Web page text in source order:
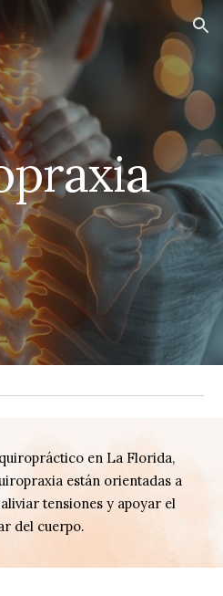
Skip to navigation
quiropráctico en La Florida,
están orientadas a
tensiones y apoyar el
del cuerpo.